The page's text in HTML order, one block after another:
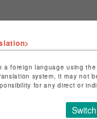
特定商取引法など法令
a foreign language using
system, it may not
for any direct or